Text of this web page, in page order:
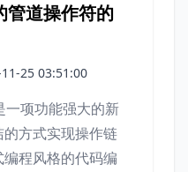
管道操作符的
25 03:51:00
一项功能强大的新
方式实现操作链
程风格的代码编